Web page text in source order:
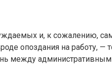
и, к сожалению,
опоздания на работу, —
между